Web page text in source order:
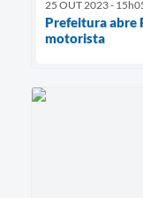
25 OUT 2023 -
Prefeitura abre
motorista